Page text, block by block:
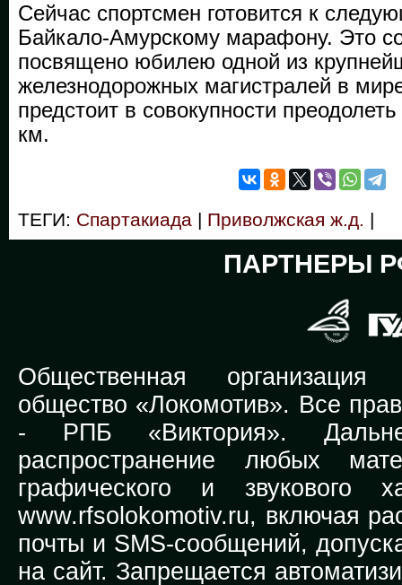
Сейчас спортсмен готовится к
Байкало-Амурскому марафону. Это
посвящено юбилею одной из
железнодорожных магистралей в
предстоит в совокупности
км.
ТЕГИ: Спартакиада | Приволжская ж.д. |
ПАРТНЕРЫ
Общественная организация
общество «Локомотив». Все
- РПБ «Виктория».
распространение любых
графического и звукового
www.rfsolokomotiv.ru, включая
почты и SMS-сообщений,
на сайт. Запрещается